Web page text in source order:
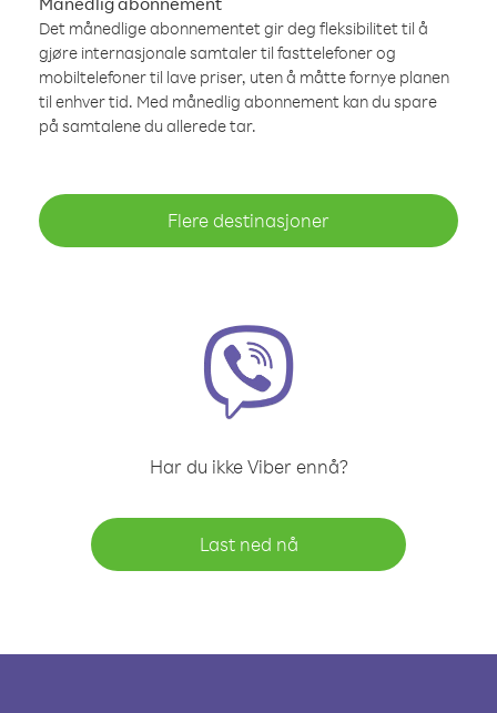
Det månedlige abonnementet gir deg fleksibilitet til å
gjøre internasjonale samtaler til fasttelefoner og
mobiltelefoner til lave priser, uten å måtte fornye planen
til enhver tid. Med månedlig abonnement kan du spare
på samtalene du allerede tar.
Flere destinasjoner
Har du ikke Viber ennå?
Last ned nå